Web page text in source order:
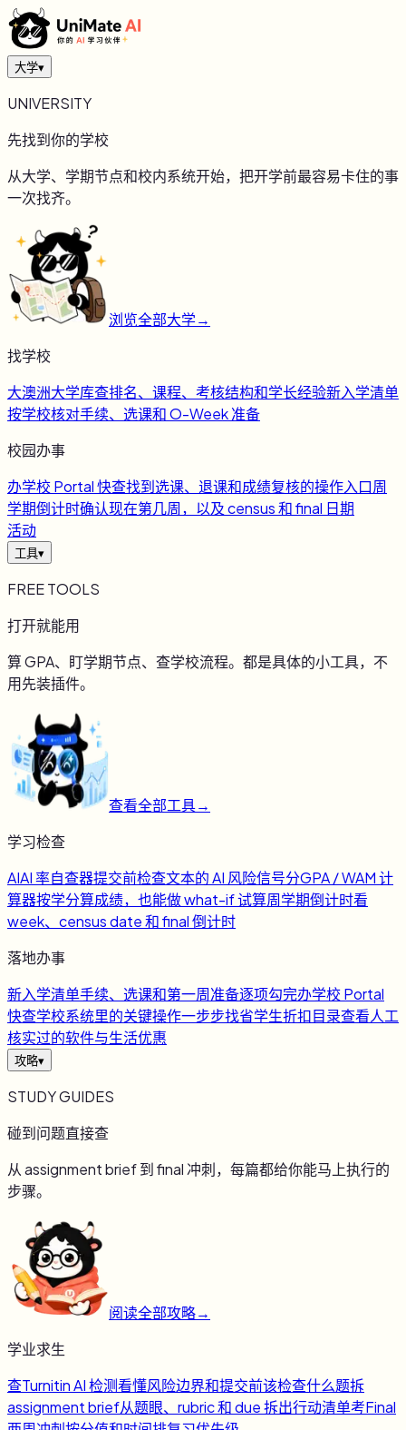
大学▾
UNIVERSITY
先找到你的学校
从大学、学期节点和校内系统开始，把开学前最容易卡住的事
一次找齐。
浏览全部大学→
找学校
大澳洲大学库查排名、课程、考核结构和学长经验新入学清单
按学校核对手续、选课和 O-Week 准备
校园办事
办学校 Portal 快查找到选课、退课和成绩复核的操作入口周
学期倒计时确认现在第几周，以及 census 和 final 日期
活动
工具▾
FREE TOOLS
打开就能用
算 GPA、盯学期节点、查学校流程。都是具体的小工具，不
用先装插件。
查看全部工具→
学习检查
AIAI 率自查器提交前检查文本的 AI 风险信号分GPA / WAM 计
算器按学分算成绩，也能做 what-if 试算周学期倒计时看
week、census date 和 final 倒计时
落地办事
新入学清单手续、选课和第一周准备逐项勾完办学校 Portal
快查学校系统里的关键操作一步步找省学生折扣目录查看人工
核实过的软件与生活优惠
攻略▾
STUDY GUIDES
碰到问题直接查
从 assignment brief 到 final 冲刺，每篇都给你能马上执行的
步骤。
阅读全部攻略→
学业求生
查Turnitin AI 检测看懂风险边界和提交前该检查什么题拆
assignment brief从题眼、rubric 和 due 拆出行动清单考Final